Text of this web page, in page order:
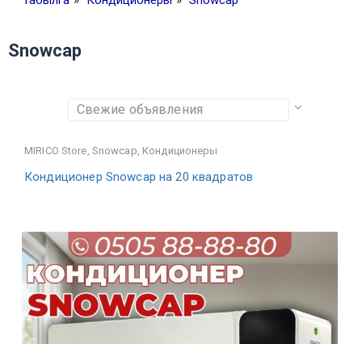
Snowcap
MIRICO Store Snowcap Кондиционеры
Кондиционер Snowcap на 20 квадратов